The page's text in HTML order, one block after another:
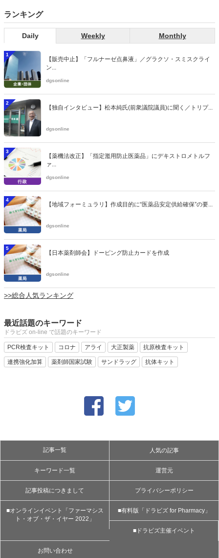
ランキング
Daily Weekly Monthly
1
【販売中止】「フルナーゼ点鼻液」／グラクソ・スミスクライ
ン...
dgsonline
2
【独自インタビュー】松本純氏(前衆議院議員)に聞く／トリプ...
dgsonline
3
【薬機法改正】「指定濫用防止医薬品」にデキストロメトルフ
ァ...
dgsonline
4
【地域フォーミュラリ】作成目的に“医薬品安定供給確保”の要...
dgsonline
5
【日本薬剤師会】ドーピング防止カードを作成
dgsonline
>>総合人気ランキング
最近話題のキーワード
ドラビズ on-line で話題のキーワード
PCR検査キット コロナ アライ 大正製薬 抗原検査キット
連携強化加算 薬剤師国家試験 サンドラッグ 抗体キット
記事一覧 人気の記事
キーワード一覧 運営元
記事投稿につきまして プライバシーポリシー
■オンラインイベント「ファーマシス
ト・オブ・ザ・イヤー 2022」
■有料版「ドラビズ for Pharmacy」
■ドラビズ主催イベント
お問い合わせ